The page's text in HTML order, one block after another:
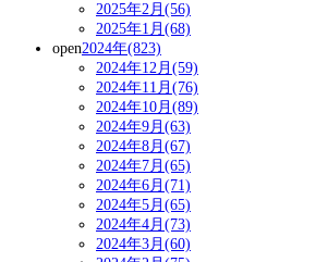
2025年2月(56)
2025年1月(68)
open2024年(823)
2024年12月(59)
2024年11月(76)
2024年10月(89)
2024年9月(63)
2024年8月(67)
2024年7月(65)
2024年6月(71)
2024年5月(65)
2024年4月(73)
2024年3月(60)